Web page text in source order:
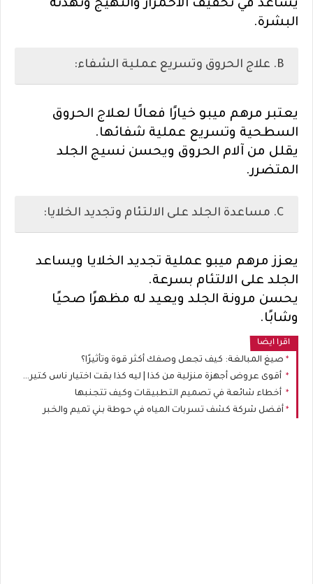
يساعد في تخفيف الاحمرار والتهيج وتهدئة
البشرة.
B. علاج الحروق وتسريع عملية الشفاء:
يعتبر مرهم ميبو خيارًا فعالًا لعلاج الحروق
السطحية وتسريع عملية شفائها.
يقلل من آلام الحروق ويحسن نسيج الجلد
المتضرر.
C. مساعدة الجلد على الالتئام وتجديد الخلايا:
يعزز مرهم ميبو عملية تجديد الخلايا ويساعد
الجلد على الالتئام بسرعة.
يحسن مرونة الجلد ويعيد له مظهرًا صحيًا
وشابًا.
اقرا ايضا
صيغ المبالغة: كيف تجعل وصفك أكثر قوة وتأثيرًا؟
أقوى عروض أجهزة منزلية من كذا | ليه كذا بقت اختيار ناس كتير عند شراء الموبايلات والأجهزة المنزلية؟
أخطاء شائعة في تصميم التطبيقات وكيف تتجنبها
أفضل شركة كشف تسربات المياه في حوطة بني تميم والخبر